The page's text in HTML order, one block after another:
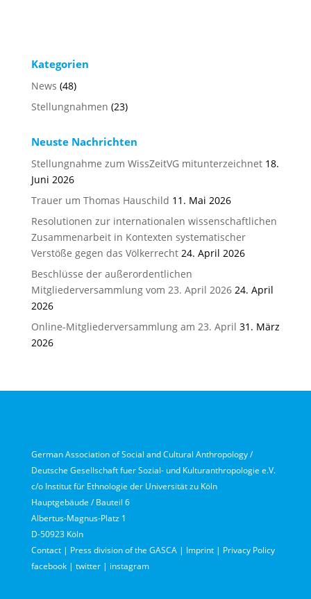
Kategorien
News (48)
Stellungnahmen (23)
Neuste Nachrichten
Stellungnahme zum WissZeitVG mitunterzeichnet 18.
Juni 2026
Trauer um Thomas Hauschild 11. Mai 2026
Resolutionen zur internationalen wissenschaftlichen
Zusammenarbeit in Kontexten systematischer
Verstöße gegen das Völkerrecht 24. April 2026
Beschlüsse der außerordentlichen
Mitgliederversammlung vom 23. April 2026 24. April
2026
Online-Mitgliederversammlung am 23. April 31. März
2026
German Association of Social and Cultural Anthropology /
Deutsche Gesellschaft fuer Sozial- und Kulturanthropologie e.V.
c/o Institut für Ethnologie der Universität zu Köln
Hauptgebäude / Bauteil 6
Albertus-Magnus-Platz 1
D-50923 Köln
Contact| Press division of the GASCA| Imprint| Privacy Policy
facebook| twitter| instagram